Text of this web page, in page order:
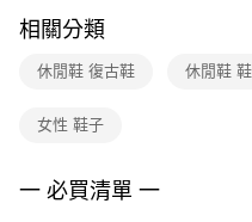
※ 交易是否成功請以「AFTEE先享
是否繳費成功／繳費後需取消欲退
客戶支援中心」https://
１．透過由恩沛科技股份有限公司
２．關於個人資料處理事宜，請瀏
相關分類
休閒鞋 復古鞋 休閒鞋
女性 鞋子
一 必買清單 一